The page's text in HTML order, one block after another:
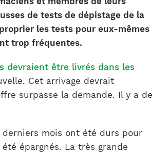
de tests de dépistage de la
les tests pour eux-mêmes
trop fréquentes.
devraient être livrés dans les
Cet arrivage devrait
surpasse la demande. Il y a de
mois ont été durs pour
épargnés. La très grande